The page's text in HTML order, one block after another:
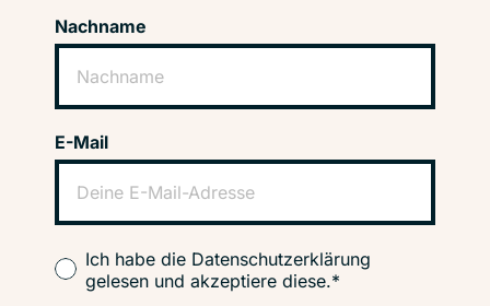
Nachname
E-Mail
Ich habe die Datenschutzerklärung
gelesen und akzeptiere diese.*